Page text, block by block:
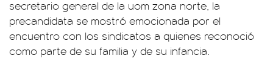
secretario general de la uom zona norte, la
precandidata se mostró emocionada por el
encuentro con los sindicatos a quienes reconoció
como parte de su familia y de su infancia.